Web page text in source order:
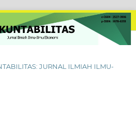
JURNAL ILMIAH ILMU-